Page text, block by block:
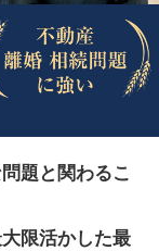
題と関わるこ
限活かした最